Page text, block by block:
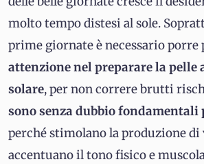
molto tempo distesi al sole.
prime giornate è necessario porre
attenzione nel preparare la pelle
solare, per non correre brutti
sono senza dubbio fondamentali
perché stimolano la produzione
accentuano il tono fisico e